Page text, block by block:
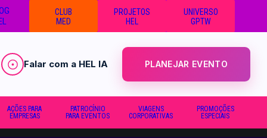
CLUB
MED
PROJETOS
HEL
UNIVERSO
GPTW
Falar com a HEL IA PLANEJAR EVENTO
AÇÕES PARA
EMPRESAS
PATROCÍNIO
PARA EVENTOS
VIAGENS
CORPORATIVAS
PROMOÇÕES
ESPECIAIS